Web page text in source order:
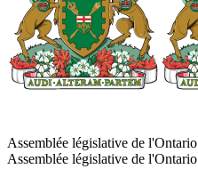
Assemblée législative de l'Ontario
Assemblée législative de l'Ontario